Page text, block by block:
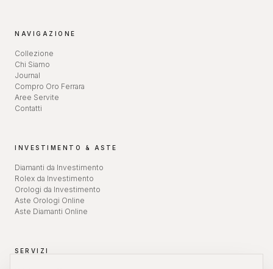
NAVIGAZIONE
Collezione
Chi Siamo
Journal
Compro Oro Ferrara
Aree Servite
Contatti
INVESTIMENTO & ASTE
Diamanti da Investimento
Rolex da Investimento
Orologi da Investimento
Aste Orologi Online
Aste Diamanti Online
SERVIZI